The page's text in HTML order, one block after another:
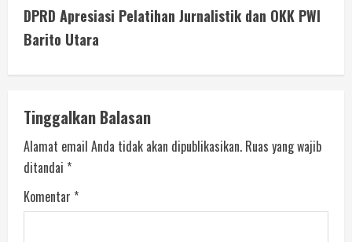
DPRD Apresiasi Pelatihan Jurnalistik dan OKK PWI
Barito Utara
Tinggalkan Balasan
Alamat email Anda tidak akan dipublikasikan. Ruas yang wajib
ditandai *
Komentar *